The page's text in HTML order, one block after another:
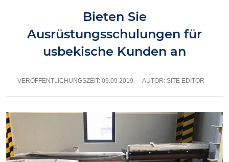
KUNDENGESCHICHTEN
Bieten Sie
Ausrüstungsschulungen für
usbekische Kunden an
VERÖFFENTLICHUNGSZEIT: 09.09 2019 AUTOR: SITE EDITOR